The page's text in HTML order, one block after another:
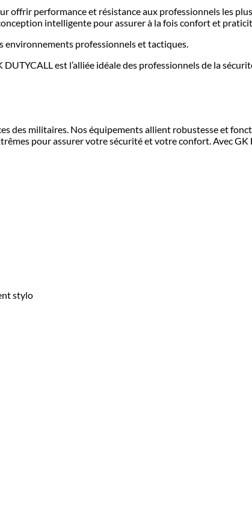
offrir performance et résistance aux professionnels les
intelligente pour assurer à la fois confort et
environnements professionnels et tactiques.
est l’alliée idéale des professionnels de la
des militaires. Nos équipements allient robustesse et
pour assurer votre sécurité et votre confort. Avec
stylo